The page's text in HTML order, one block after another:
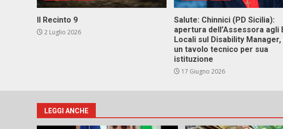
Il Recinto 9
2 Luglio 2026
Salute: Chinnici (PD Sicilia):
apertura dell’Assessora agli
Locali sul Disability
un tavolo tecnico per sua
istituzione
17 Giugno 2026
LEGGI ANCHE